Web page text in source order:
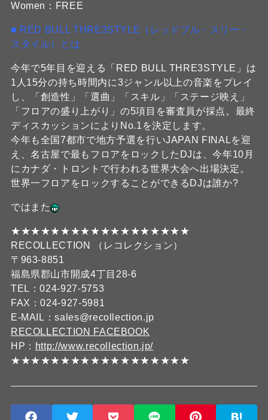
Women：FREE
■ RED BULL THRE3STYLE（レッドブル・スリー・
スタイル）とは
今年で5年目を迎える「RED BULL THRE3STYLE」は
1人15分の持ち時間内に3ジャンル以上の音楽をプレイ
し、「創造性」「選曲」「スキル」「ステージ映え」
「フロアの盛り上がり」の5項目を審査員が採点。最終
ディスカッションによりNo.1を決定します。
今年も全国7都市で地方予選を行いJAPAN FINALを迎
え、名古屋で最もフロアをロックしたDJは、今年10月
にカナダ・トロントで行われる世界大会へ出場決定。
世界一フロアをロックすることができるDJは誰か?
ではまた
★★★★★★★★★★★★★★★★★★
RECOLLECTION （レコレクション）
〒963-8851
福島県郡山市開成4丁目28-6
TEL：024-927-5753
FAX：024-927-5981
E-MAIL：sales@recollection.jp
RECOLLECTION FACEBOOK
HP： http://www.recollection.jp/
★★★★★★★★★★★★★★★★★★